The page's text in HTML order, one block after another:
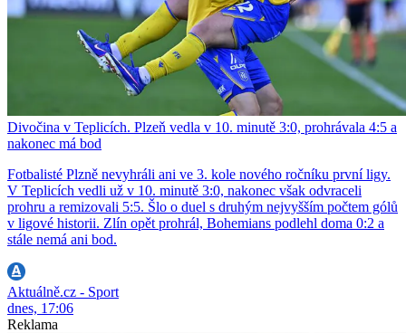
Divočina v Teplicích. Plzeň vedla v 10. minutě 3:0, prohrávala 4:5 a
nakonec má bod
Fotbalisté Plzně nevyhráli ani ve 3. kole nového ročníku první ligy.
V Teplicích vedli už v 10. minutě 3:0, nakonec však odvraceli
prohru a remizovali 5:5. Šlo o duel s druhým nejvyšším počtem gólů
v ligové historii. Zlín opět prohrál, Bohemians podlehl doma 0:2 a
stále nemá ani bod.
Aktuálně.cz - Sport
dnes, 17:06
Reklama